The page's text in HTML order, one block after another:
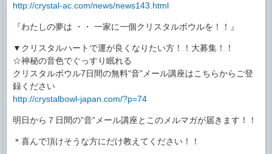
http://crystal-ac.com/news/news143.html
『わたしの夢は ・・ 一家に一個クリスタルボウルを！！』
▼クリスタルハートで運が良くなりたい方！！大募集！！
☆神秘の音色でぐっすり眠れる
クリスタルボウル7日間の無料“音”メール講座はこちらからご登
録ください
http://crystalbowl-japan.com/?p=74
明日から７日間の”音”メール講座とこのメルマガが届きます！！
＊喜んで頂けそうな方にだけ教えてください！！